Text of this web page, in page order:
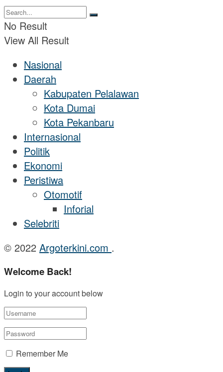
No Result
View All Result
Nasional
Daerah
Kabupaten Pelalawan
Kota Dumai
Kota Pekanbaru
Internasional
Politik
Ekonomi
Peristiwa
Otomotif
Inforial
Selebriti
© 2022 Argoterkini.com .
Welcome Back!
Login to your account below
Remember Me